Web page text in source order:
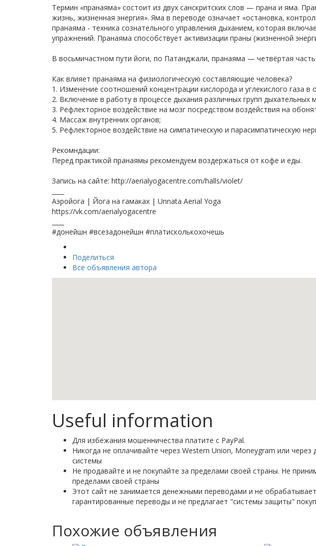
Термин «пранаяма» состоит из двух санскритских слов — прана и яма.
жизнь, жизненная энергия». Яма в переводе означает «остановка,
пранаяма - техника сознательного управления дыханием, которая
упражнений. Пранаяма способствует активизации праны (жизненной
В восьмичастном пути йоги, по Патанджали, пранаяма — четвёртая часть
Как влияет пранаяма на физиологическую составляющие человека?
1. Изменение соотношений концентрации кислорода и углекислого газа в
2. Включение в работу в процессе дыхания различных групп дыхательных
3. Рефлекторное воздействие на мозг посредством воздействия на
4. Массаж внутренних органов;
5. Рефлекторное воздействие на симпатическую и парасимпатическую
Рекомндации:
Перед практикой пранаямы рекомендуем воздержаться от кофе и еды.
Запись на сайте: http://aerialyogacentre.com/halls/violet/
Аэройога | Йога на гамаках | Unnata Aerial Yoga
https://vk.com/aerialyogacentre
#донейшн #всезадонейшн #платисколькохочешь
Поделиться
Все объявления автора
Useful information
Для избежания мошенничества платите с PayPal.
Никогда не оплачивайте через Western Union, Moneygram или
системы
Не продавайте и не покупайте за пределами своей страны. Не
пределами своей страны
Этот сайт не занимается денежными переводами и не
гарантированные переводы и не предлагает "системы защиты"
Похожие объявления